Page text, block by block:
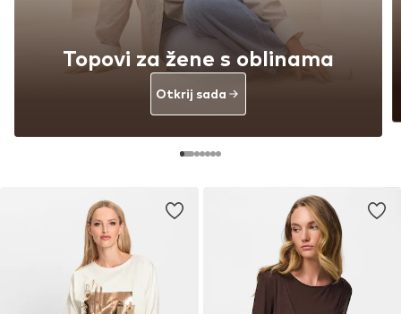
Topovi za žene s oblinama
Otkrij sada